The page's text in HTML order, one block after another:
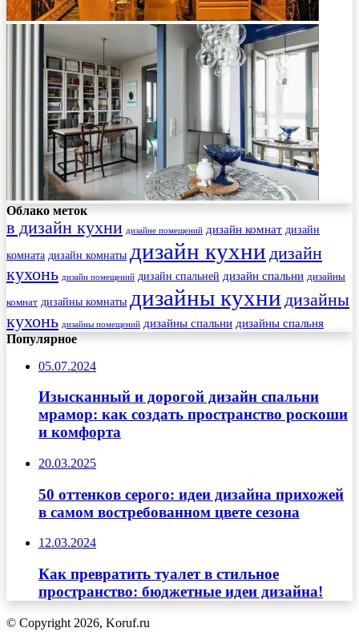
Облако меток
в дизайн кухни дизайне помещений дизайн комнат дизайн
комната дизайн комнаты дизайн кухни дизайн
кухонь дизайн помещений дизайн спальней дизайн спальни дизайны
комнат дизайны комнаты дизайны кухни дизайны
кухонь дизайны помещений дизайны спальни дизайны спальня
Популярное
05.07.2024
Изысканный и дорогой дизайн спальни
мрамор: как создать пространство роскоши
и комфорта
20.03.2025
50 оттенков серого: идеи дизайна прихожей
в самом востребованном цвете сезона
12.03.2024
Как превратить туалет в стильное
пространство: бюджетные идеи дизайна!
© Copyright 2026, Koruf.ru